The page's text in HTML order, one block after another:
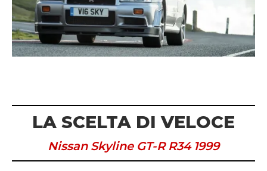
LA SCELTA DI VELOCE
Nissan Skyline GT-R R34 1999